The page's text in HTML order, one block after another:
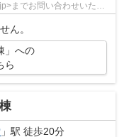
までお問い合わせいただ
ん。
」への
ら
」駅 徒歩20分